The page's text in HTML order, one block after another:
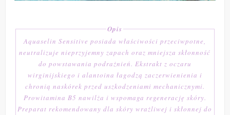
Opis
Aquaselin Sensitive posiada właściwości przeciwpotne,
neutralizuje nieprzyjemny zapach oraz mniejsza skłonność
do powstawania podrażnień. Ekstrakt z oczaru
wirginijskiego i alantoina łagodzą zaczerwienienia i
chronią naskórek przed uszkodzeniami mechanicznymi.
Prowitamina B5 nawilża i wspomaga regenerację skóry.
Preparat rekomendowany dla skóry wrażliwej i skłonnej do